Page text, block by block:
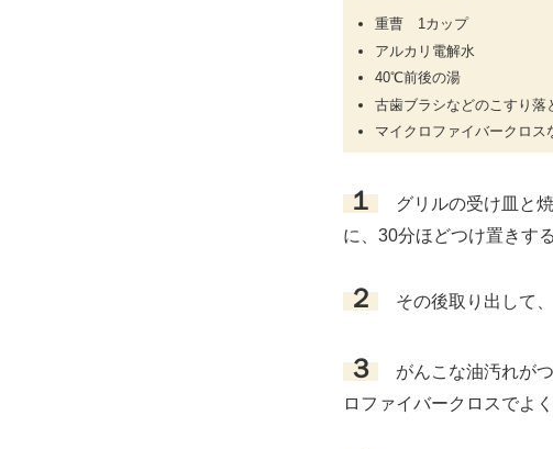
重曹 1カップ
アルカリ電解水
40℃前後の湯
古歯ブラシなどのこすり落
マイクロファイバークロス
１
グリルの受け皿と
に、30分ほどつけ置きする
２ その後取り出して、
３
がんこな油汚れが
ロファイバークロスでよ